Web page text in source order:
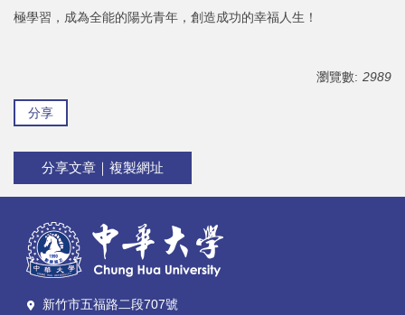
極學習，成為全能的陽光青年，創造成功的幸福人生！
瀏覽數: 2989
分享
分享文章｜複製網址
新竹市五福路二段707號